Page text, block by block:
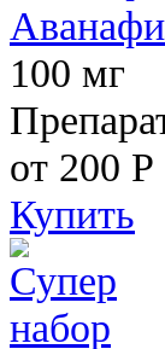
100 мг
от 200 Р
Купить